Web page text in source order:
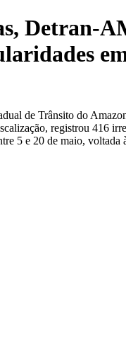
Detran-
de Trânsito do
registrou 416
5 e 20 de maio,